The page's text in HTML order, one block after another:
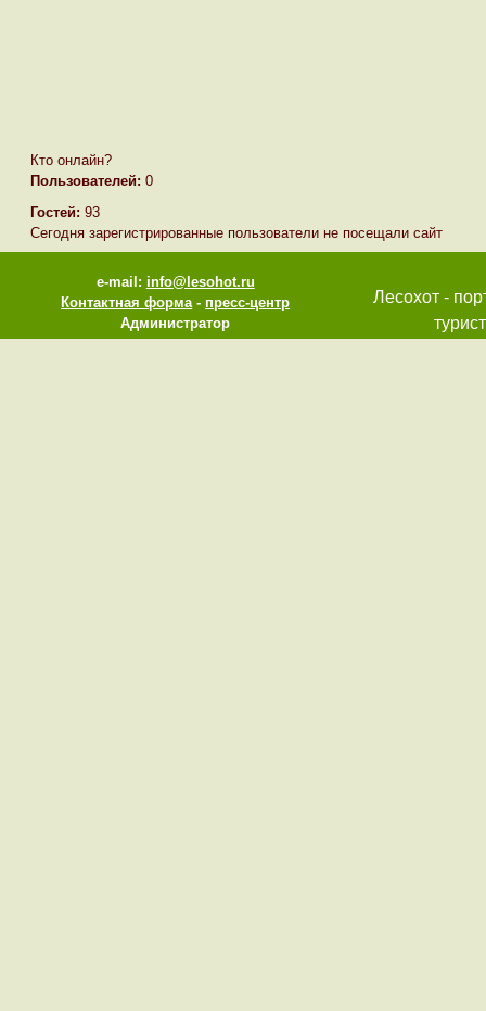
Кто онлайн?
Пользователей: 0
Гостей: 93
Сегодня зарегистрированные пользователи не посещали сайт
e-mail: info@lesohot.ru
Контактная форма-пресс-центр
Администратор
Лесохот -